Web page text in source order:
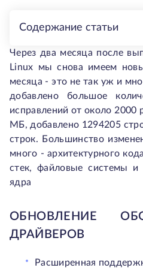
Содержание статьи
Через два месяца после
Linux мы снова имеем
месяца - это не так уж и
добавлено большое
исправлений от около 2000
МБ, добавлено 1294205
строк. Большинство
много - архитектурного
стек, файловые системы и
ядра
ОБНОВЛЕНИЕ
ДРАЙВЕРОВ
Расширенная